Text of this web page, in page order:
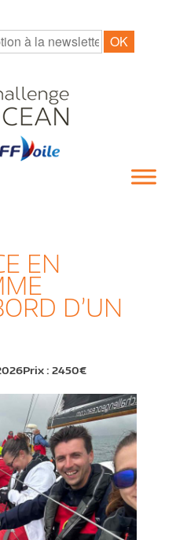
EN
D’UN
Prix : 2450€